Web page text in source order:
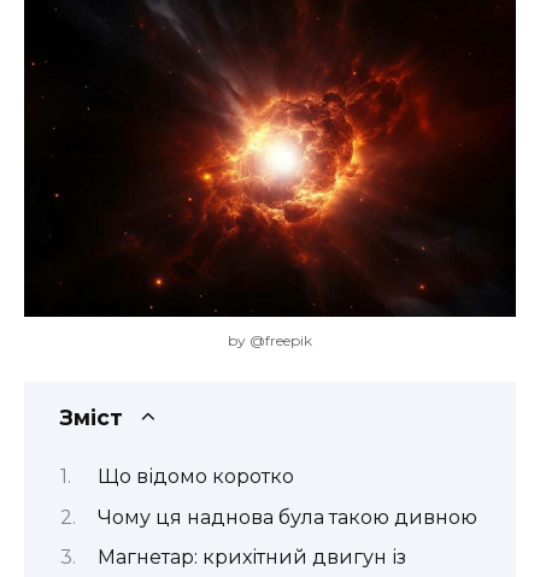
by @freepik
Зміст
Що відомо коротко
Чому ця наднова була такою дивною
Магнетар: крихітний двигун із